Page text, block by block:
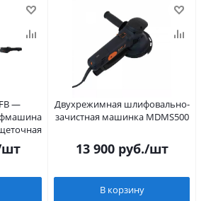
—
Двухрежимная шлифовально-
зачистная машинка MDMS500
13 900руб./шт
В корзину